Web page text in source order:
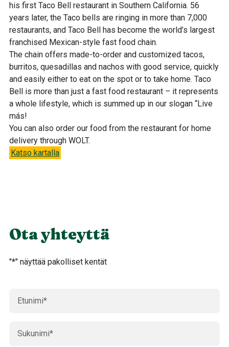
his first Taco Bell restaurant in Southern California. 56
years later, the Taco bells are ringing in more than 7,000
restaurants, and Taco Bell has become the world’s largest
franchised Mexican-style fast food chain.
The chain offers made-to-order and customized tacos,
burritos, quesadillas and nachos with good service, quickly
and easily either to eat on the spot or to take home. Taco
Bell is more than just a fast food restaurant – it represents
a whole lifestyle, which is summed up in our slogan “Live
más!
You can also order our food from the restaurant for home
delivery through WOLT.
Katso kartalla
Ota yhteyttä
"*" näyttää pakolliset kentät